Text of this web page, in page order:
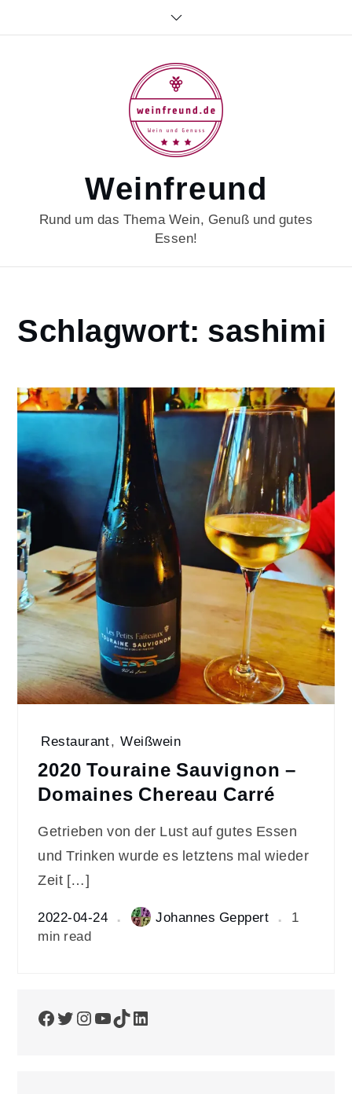
Weinfreund
Rund um das Thema Wein, Genuß und gutes
Essen!
Home
sashimi
Schlagwort: sashimi
Restaurant, Weißwein
2020 Touraine Sauvignon –
Domaines Chereau Carré
Getrieben von der Lust auf gutes Essen
und Trinken wurde es letztens mal wieder
Zeit […]
2022-04-24 Johannes Geppert
1
min read
Facebook
Twitter
Instagram
YouTube
TikTokLinkedIn